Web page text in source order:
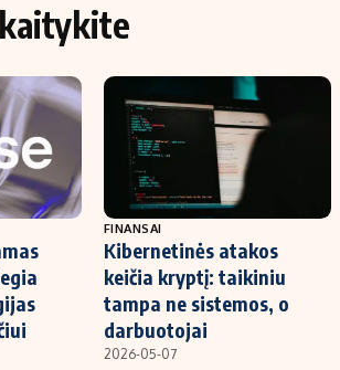
FINANSAI
Kibernetinės atakos
keičia kryptį: taikiniu
tampa ne sistemos, o
darbuotojai
2026-05-07